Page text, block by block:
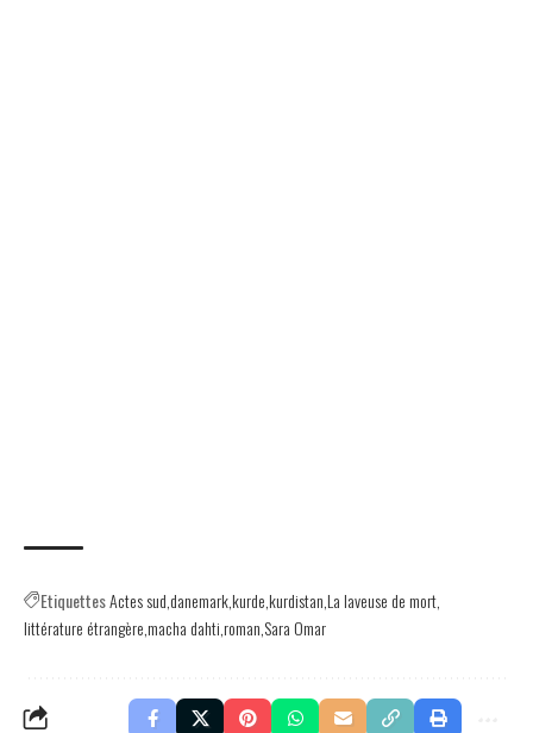
EtiquettesActes sud danemarkkurdekurdistanLa laveuse de mort
littérature étrangèremacha dahtiroman Sara Omar